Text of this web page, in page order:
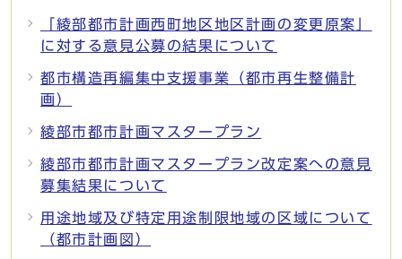
「綾部都市計画西町地区地区計画の変更原案」
に対する意見公募の結果について
都市構造再編集中支援事業（都市再生整備計
画）
綾部市都市計画マスタープラン
綾部市都市計画マスタープラン改定案への意見
募集結果について
用途地域及び特定用途制限地域の区域について
（都市計画図）